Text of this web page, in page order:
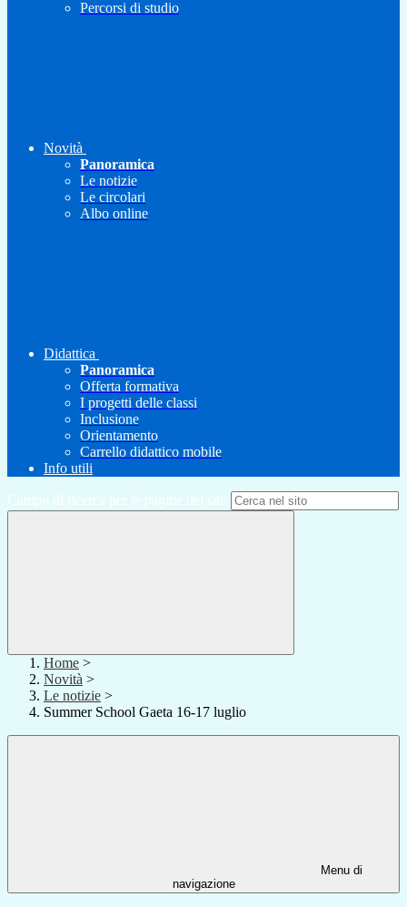
Percorsi di studio
Novità
Panoramica
Le notizie
Le circolari
Albo online
Didattica
Panoramica
Offerta formativa
I progetti delle classi
Inclusione
Orientamento
Carrello didattico mobile
Info utili
Campo di ricerca per le pagine del sito
Home >
Novità >
Le notizie >
Summer School Gaeta 16-17 luglio
Menu di
navigazione